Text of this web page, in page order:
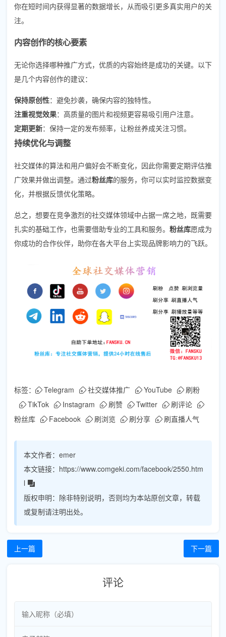
你在短时间内获得显著的数据增长，从而吸引更多真实用户的关
注。
内容创作的核心要素
无论你选择哪种推广方式，优质的内容始终是成功的关键。以下
是几个内容创作的建议：
保持原创性：避免抄袭，确保内容的独特性。
注重视觉效果：高质量的图片和视频更容易吸引用户注意。
定期更新：保持一定的发布频率，让粉丝养成关注习惯。
持续优化与调整
社交媒体的算法和用户偏好会不断变化，因此你需要定期评估推
广效果并做出调整。通过粉丝库的服务，你可以实时监控数据变
化，并根据反馈优化策略。
总之，想要在竞争激烈的社交媒体领域中占据一席之地，既需要
扎实的基础工作，也需要借助专业的工具和服务。 粉丝库愿成为
你成功的合作伙伴，助你在各大平台上实现品牌影响力的飞跃。
标签： Telegram 社交媒体推广 YouTube
刷粉
TikTok
Instagram 刷赞 Twitter
刷评论
粉丝库
Facebook 刷浏览 刷分享 刷直播人气
本文作者： emer
本文链接： https://www.comgeki.com/facebook/2550.htm
l
版权申明： 除非特别说明，否则均为本站原创文章，转载
或复制请注明出处。
上一篇 下一篇
评论